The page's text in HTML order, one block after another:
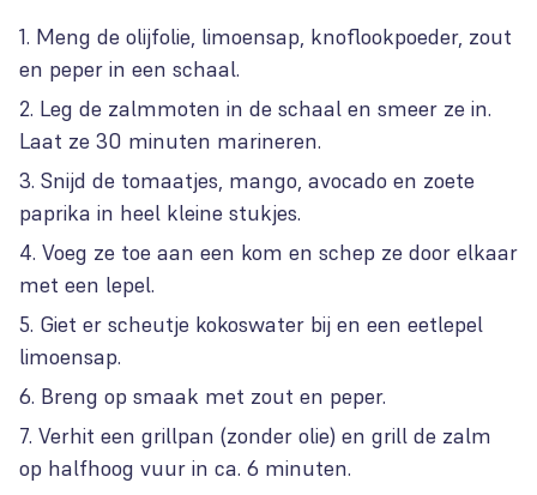
Meng de olijfolie, limoensap, knoflookpoeder, zout
en peper in een schaal.
Leg de zalmmoten in de schaal en smeer ze in.
Laat ze 30 minuten marineren.
Snijd de tomaatjes, mango, avocado en zoete
paprika in heel kleine stukjes.
Voeg ze toe aan een kom en schep ze door elkaar
met een lepel.
Giet er scheutje kokoswater bij en een eetlepel
limoensap.
Breng op smaak met zout en peper.
Verhit een grillpan (zonder olie) en grill de zalm
op halfhoog vuur in ca. 6 minuten.